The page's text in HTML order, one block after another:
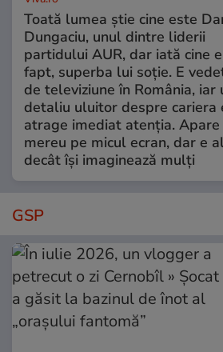
Toată lumea știe cine este
Dungaciu, unul dintre liderii
partidului AUR, dar iată cine
fapt, superba lui soție. E
de televiziune în România, iar
detaliu uluitor despre cariera
atrage imediat atenția. Apare
mereu pe micul ecran, dar e
decât își imaginează mulți
GSP